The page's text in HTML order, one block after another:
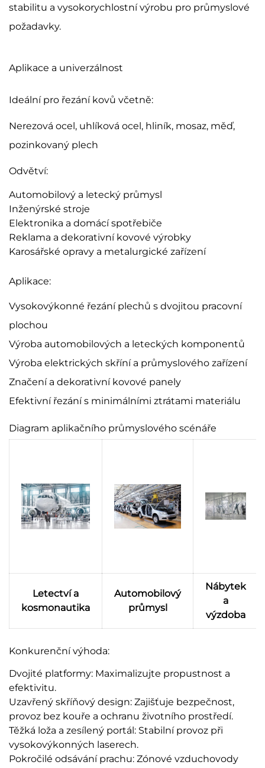
stabilitu a vysokorychlostní výrobu pro průmyslové
požadavky.
Aplikace a univerzálnost
Ideální pro řezání kovů včetně:
Nerezová ocel, uhlíková ocel, hliník, mosaz, měď,
pozinkovaný plech
Odvětví:
Automobilový a letecký průmysl
Inženýrské stroje
Elektronika a domácí spotřebiče
Reklama a dekorativní kovové výrobky
Karosářské opravy a metalurgické zařízení
Aplikace:
Vysokovýkonné řezání plechů s dvojitou pracovní
plochou
Výroba automobilových a leteckých komponentů
Výroba elektrických skříní a průmyslového zařízení
Značení a dekorativní kovové panely
Efektivní řezání s minimálními ztrátami materiálu
Diagram aplikačního průmyslového scénáře
Letectví a
kosmonautika
Automobilový
průmysl
Nábytek
a
výzdoba
Konkurenční výhoda:
Dvojité platformy: Maximalizujte propustnost a
efektivitu.
Uzavřený skříňový design: Zajišťuje bezpečnost,
provoz bez kouře a ochranu životního prostředí.
Těžká loža a zesílený portál: Stabilní provoz při
vysokovýkonných laserech.
Pokročilé odsávání prachu: Zónové vzduchovody